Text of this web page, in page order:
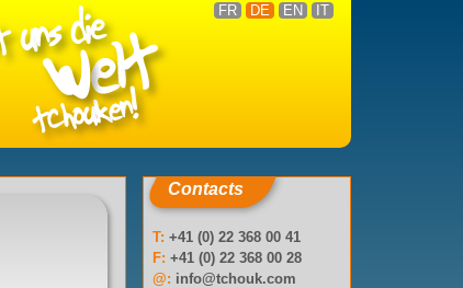
FR DE EN IT
Contacts
T: +41 (0) 22 368 00 41
F: +41 (0) 22 368 00 28
@: info@tchouk.com